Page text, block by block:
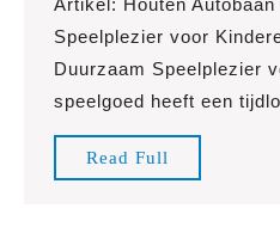
Speelplezier voor
Duurzaam Speelplezier
speelgoed heeft een
Read Full
Full